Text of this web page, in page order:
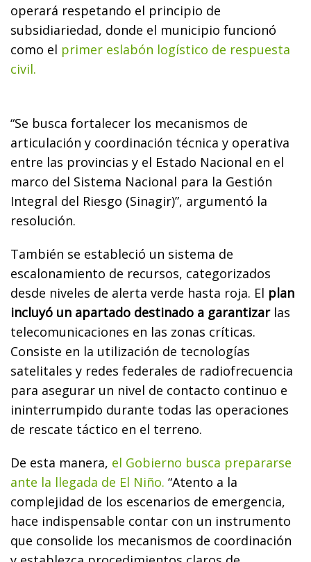
operará respetando el principio de
subsidiariedad, donde el municipio funcionó
como el primer eslabón logístico de respuesta
civil.
“Se busca fortalecer los mecanismos de
articulación y coordinación técnica y operativa
entre las provincias y el Estado Nacional en el
marco del Sistema Nacional para la Gestión
Integral del Riesgo (Sinagir)”, argumentó la
resolución.
También se estableció un sistema de
escalonamiento de recursos, categorizados
desde niveles de alerta verde hasta roja. El plan
incluyó un apartado destinado a garantizarlas
telecomunicaciones en las zonas críticas.
Consiste en la utilización de tecnologías
satelitales y redes federales de radiofrecuencia
para asegurar un nivel de contacto continuo e
ininterrumpido durante todas las operaciones
de rescate táctico en el terreno.
De esta manera, el Gobierno busca prepararse
ante la llegada de El Niño. “Atento a la
complejidad de los escenarios de emergencia,
hace indispensable contar con un instrumento
que consolide los mecanismos de coordinación